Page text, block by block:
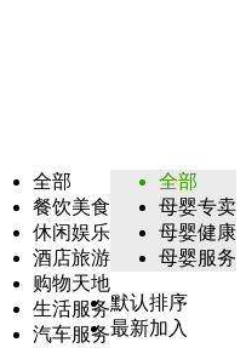
全部
餐饮美食
休闲娱乐
酒店旅游
购物天地
生活服务
汽车服务
全部
母婴专卖
母婴健康
母婴服务
默认排序
最新加入